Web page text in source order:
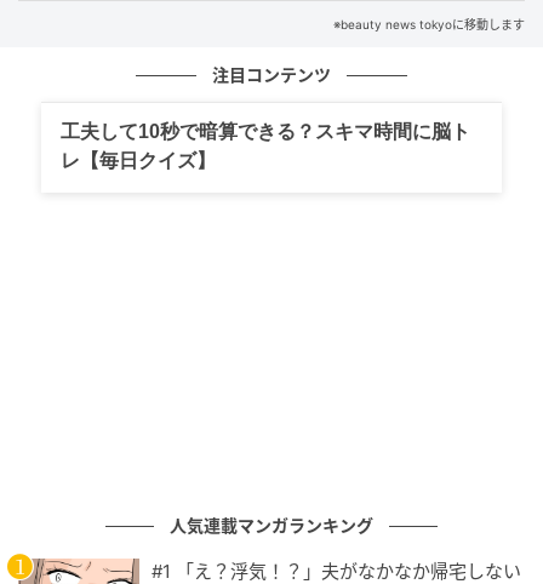
本命にだけ見せる“焦りと不器用さ”
※beauty news tokyoに移動します
注目コンテンツ
工夫して10秒で暗算できる？スキマ時間に脳ト
レ【毎日クイズ】
人気連載マンガランキング
#1 「え？浮気！？」夫がなかなか帰宅しない